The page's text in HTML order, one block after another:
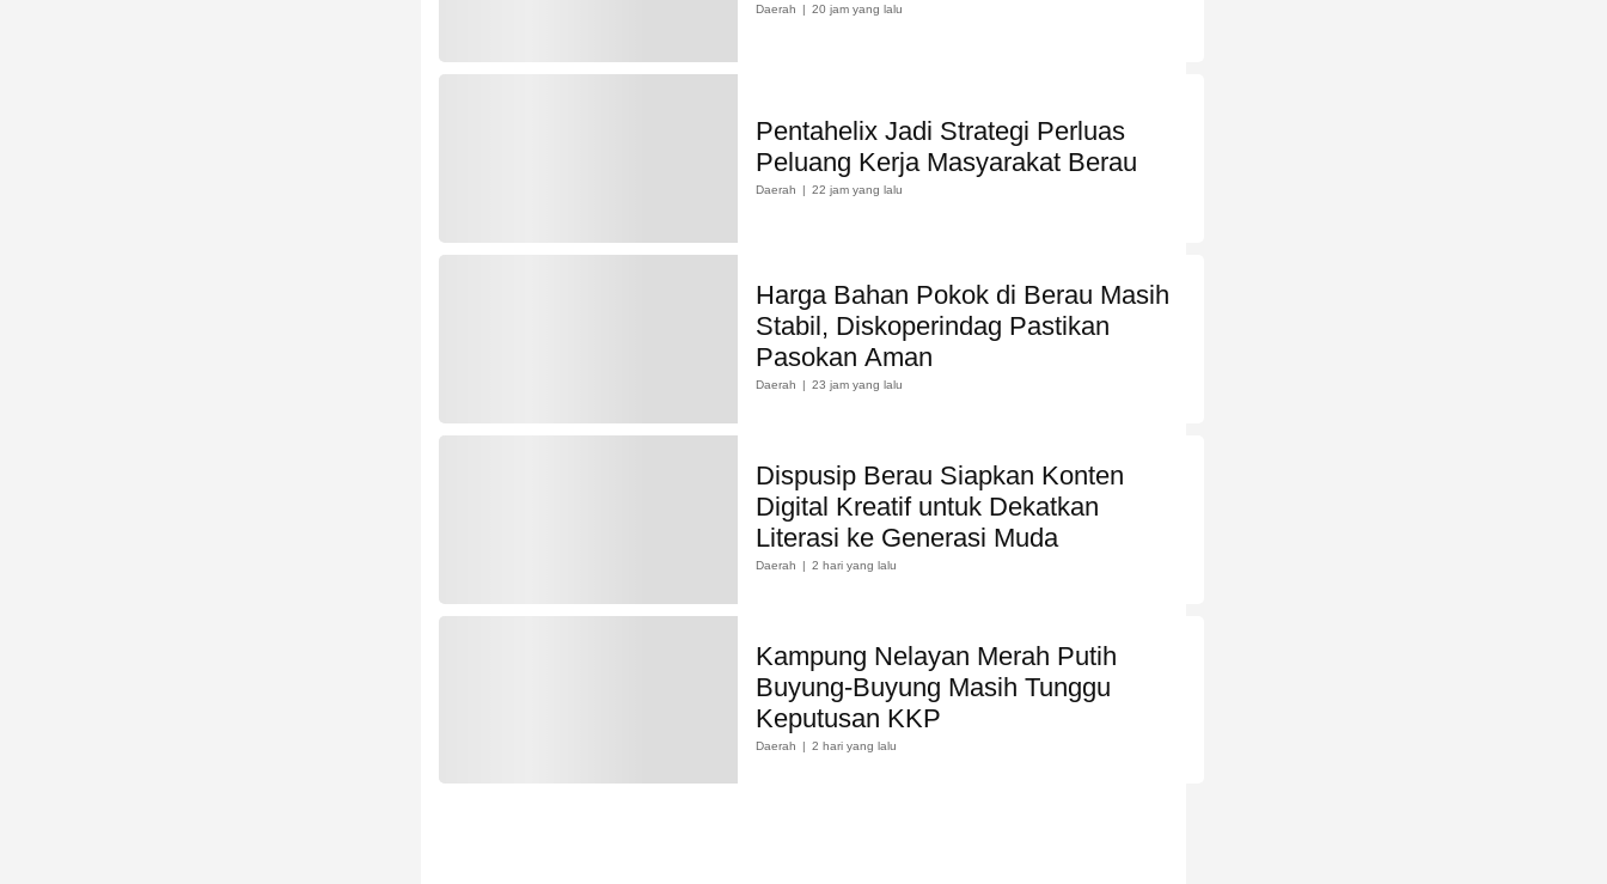
Daerah 20 jam yang lalu
Pentahelix Jadi Strategi Perluas
Peluang Kerja Masyarakat Berau
Daerah 22 jam yang lalu
Harga Bahan Pokok di Berau Masih
Stabil, Diskoperindag Pastikan
Pasokan Aman
Daerah 23 jam yang lalu
Dispusip Berau Siapkan Konten
Digital Kreatif untuk Dekatkan
Literasi ke Generasi Muda
Daerah 2 hari yang lalu
Kampung Nelayan Merah Putih
Buyung-Buyung Masih Tunggu
Keputusan KKP
Daerah 2 hari yang lalu